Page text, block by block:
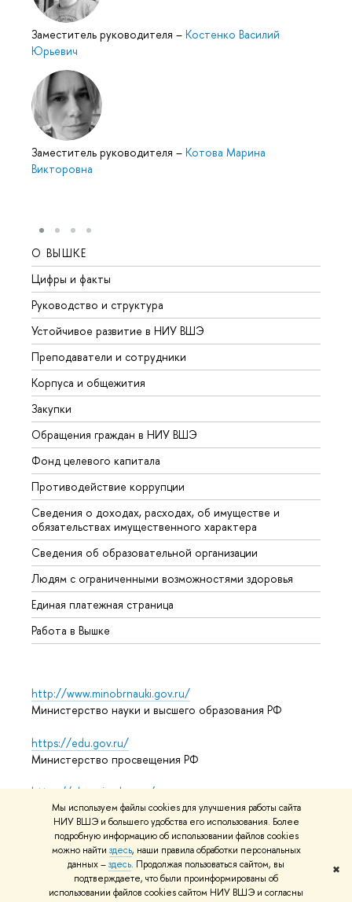
Мы используем файлы cookies для улучшения работы сайта
НИУ ВШЭ и большего удобства его использования. Более
подробную информацию об использовании файлов cookies
можно найти здесь, наши правила обработки персональных
данных –здесь. Продолжая пользоваться сайтом, вы
подтверждаете, что были проинформированы об
использовании файлов cookies сайтом НИУ ВШЭ и согласны
✖
Заместитель руководителя – Костенко Василий
Юрьевич
Заместитель руководителя – Котова Марина
Викторовна
О ВЫШКЕ
Цифры и факты
Руководство и структура
Устойчивое развитие в НИУ ВШЭ
Преподаватели и сотрудники
Корпуса и общежития
Закупки
Обращения граждан в НИУ ВШЭ
Фонд целевого капитала
Противодействие коррупции
Сведения о доходах, расходах, об имуществе и
обязательствах имущественного характера
Сведения об образовательной организации
Людям с ограниченными возможностями здоровья
Единая платежная страница
Работа в Вышке
http://www.minobrnauki.gov.ru/
Министерство науки и высшего образования РФ
https://edu.gov.ru/
Министерство просвещения РФ
https://elearning.hse.ru/mooc
Массовые открытые онлайн-курсы
© НИУ ВШЭ 1993–2026 Адреса и контактыУсловия
использования материаловПолитика конфиденциальности
Карта сайта